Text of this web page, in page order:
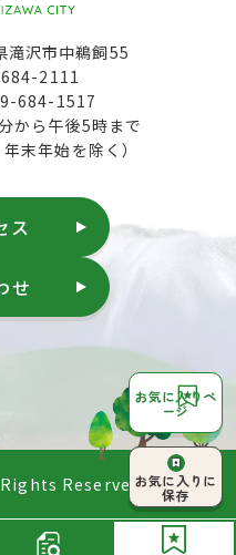
お気に入りペ
ージ
お気に入りに
保存
沢市中鵜飼55
684-2111
684-1517
から午後5時まで
末年始を除く）
ス
せ
Reserved.ページ上部へ
戻る